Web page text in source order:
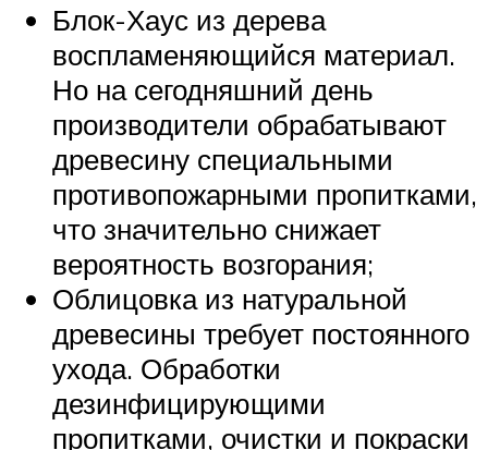
Блок-Хаус из дерева
воспламеняющийся материал.
Но на сегодняшний день
производители обрабатывают
древесину специальными
противопожарными пропитками,
что значительно снижает
вероятность возгорания;
Облицовка из натуральной
древесины требует постоянного
ухода. Обработки
дезинфицирующими
пропитками, очистки и покраски